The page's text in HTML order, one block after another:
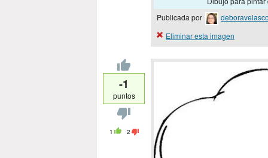
Publicada por
Eliminar esta imagen
-1
puntos
1 2